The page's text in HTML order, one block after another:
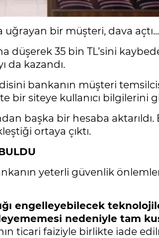
uğrayan bir müşteri, dava açtı...
düşerek 35 bin TL’sini
da kazandı.
bankanın müşteri
bir siteye kullanıcı bilgilerini
başka bir hesaba
ortaya çıktı.
yeterli güvenlik
engelleyebilecek
nedeniyle tam
ticari faiziyle birlikte iade